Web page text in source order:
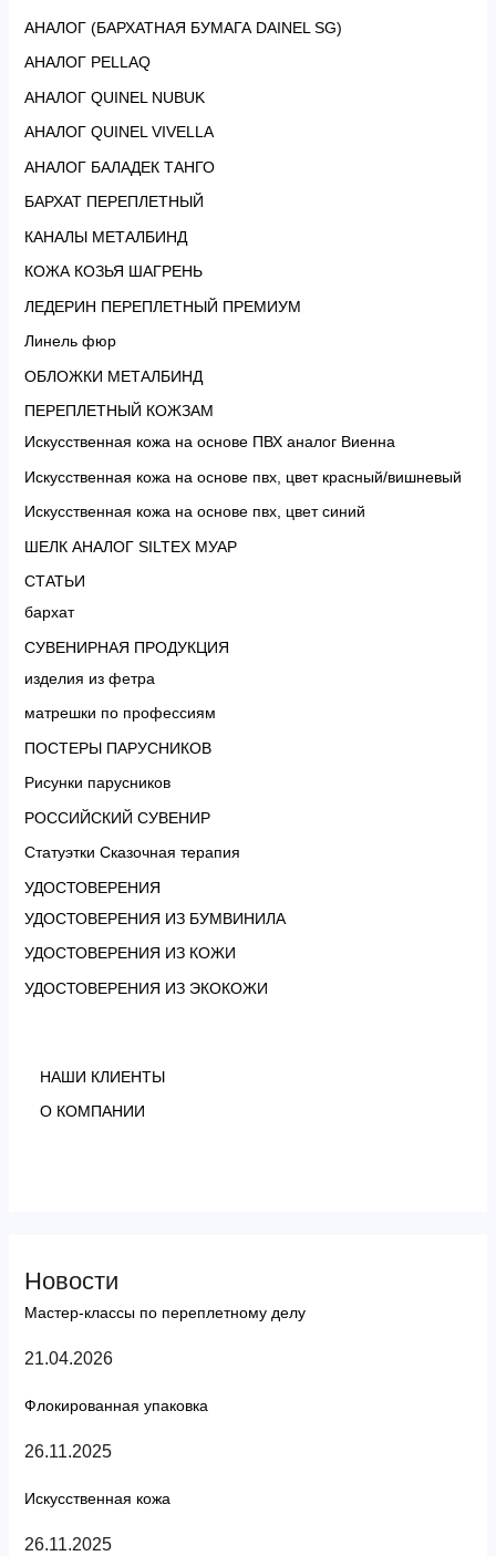
АНАЛОГ (БАРХАТНАЯ БУМАГА DAINEL SG)
АНАЛОГ PELLAQ
АНАЛОГ QUINEL NUBUK
АНАЛОГ QUINEL VIVELLA
АНАЛОГ БАЛАДЕК ТАНГО
БАРХАТ ПЕРЕПЛЕТНЫЙ
КАНАЛЫ МЕТАЛБИНД
КОЖА КОЗЬЯ ШАГРЕНЬ
ЛЕДЕРИН ПЕРЕПЛЕТНЫЙ ПРЕМИУМ
Линель фюр
ОБЛОЖКИ МЕТАЛБИНД
ПЕРЕПЛЕТНЫЙ КОЖЗАМ
Искусственная кожа на основе ПВХ аналог Виенна
Искусственная кожа на основе пвх, цвет красный/вишневый
Искусственная кожа на основе пвх, цвет синий
ШЕЛК АНАЛОГ SILTEX МУАР
СТАТЬИ
бархат
СУВЕНИРНАЯ ПРОДУКЦИЯ
изделия из фетра
матрешки по профессиям
ПОСТЕРЫ ПАРУСНИКОВ
Рисунки парусников
РОССИЙСКИЙ СУВЕНИР
Статуэтки Сказочная терапия
УДОСТОВЕРЕНИЯ
УДОСТОВЕРЕНИЯ ИЗ БУМВИНИЛА
УДОСТОВЕРЕНИЯ ИЗ КОЖИ
УДОСТОВЕРЕНИЯ ИЗ ЭКОКОЖИ
НАШИ КЛИЕНТЫ
О КОМПАНИИ
Новости
Мастер-классы по переплетному делу
21.04.2026
Флокированная упаковка
26.11.2025
Искусственная кожа
26.11.2025